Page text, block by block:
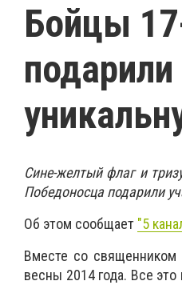
Бойцы
Сине-желтый флаг и
Победоносца подарили
Об этом сообщает "5
Вместе со священником
весны 2014 года. Все